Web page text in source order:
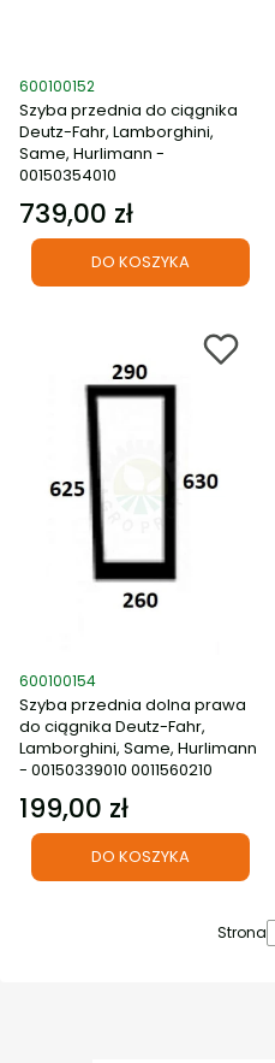
Kod produktu
600100152
Szyba przednia do ciągnika
Deutz-Fahr, Lamborghini,
Same, Hurlimann -
00150354010
Cena
739,00 zł
DO KOSZYKA
Kod produktu
600100154
Szyba przednia dolna prawa
do ciągnika Deutz-Fahr,
Lamborghini, Same, Hurlimann
- 00150339010 0011560210
Cena
199,00 zł
DO KOSZYKA
Strona